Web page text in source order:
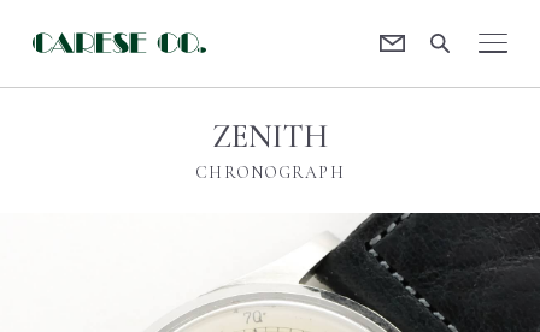
ZENITH
CHRONOGRAPH